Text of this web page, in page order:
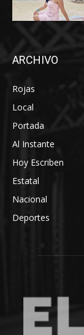
ARCHIVO
Rojas
Local
Portada
Al Instante
Hoy Escriben
Estatal
Nacional
Deportes